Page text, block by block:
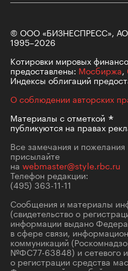
© ООО «БИЗНЕСПРЕСС»,
1995–2026
Котировки мировых
предоставлены: Мосбиржа,
Индексы облигаций
О соблюдении авторских
Материалы сотметкой
публикуются на правах
Все замечания и пожелания
присылайте
на webmaster@style.rbc.ru
Телефон редакции:
(495) 363-11-11
Сообщения и материалы
(свидетельство о
информации выдано
в сфере связи,
коммуникаций
№ФС77-63848) и сетевого
о регистрации средства